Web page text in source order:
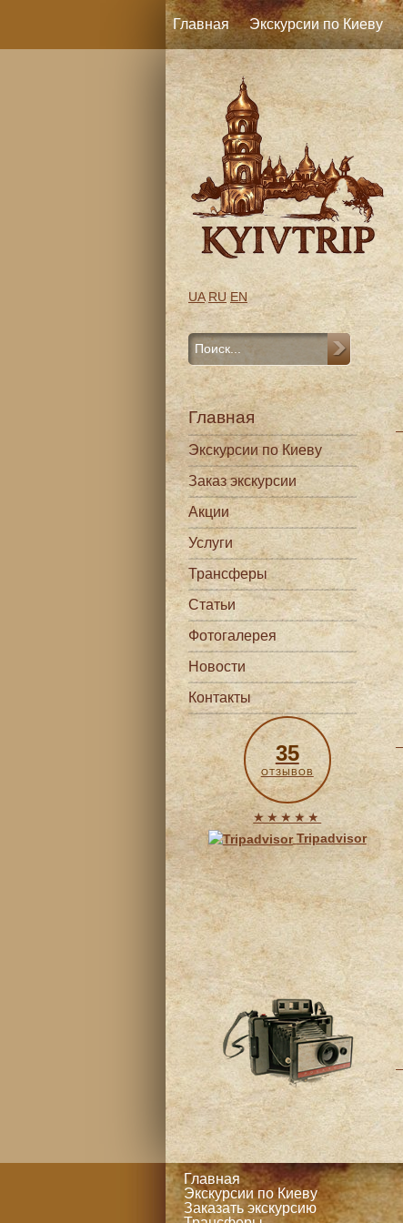
Главная Экскурсии по Киеву
UA RU EN
Главная
Экскурсии по Киеву
Заказ экскурсии
Акции
Услуги
Трансферы
Статьи
Фотогалерея
Новости
Контакты
35
ОТЗЫВОВ
★★★★★
Tripadvisor
Главная
Экскурсии по Киеву
Заказать экскурсию